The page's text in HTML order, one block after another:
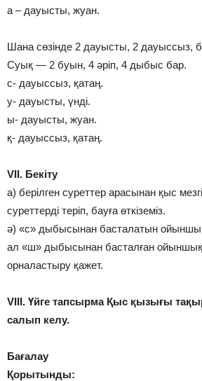
а – дауысты, жуан.
Шана сөзінде 2 дауысты, 2 дауыссыз,
Суық — 2 буын, 4 әріп, 4 дыбыс бар.
с- дауыссыз, қатаң.
у- дауысты, үнді.
ы- дауысты, жуан.
қ- дауыссыз, қатаң.
VII. Бекіту
а) берілген суреттер арасынан қыс
суреттерді теріп, бауға өткіземіз.
ә) «с» дыбысынан басталатын
ал «ш» дыбысынан басталған
орналастыру қажет.
VІII. Үйге тапсырма Қыс қызығы
салып келу.
Бағалау
Қорытынды: